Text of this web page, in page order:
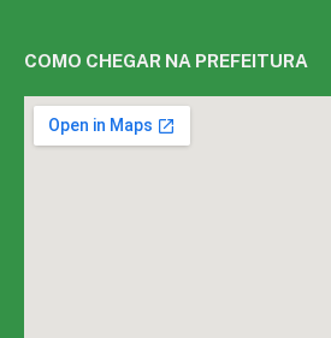
COMO CHEGAR NA PREFEITURA